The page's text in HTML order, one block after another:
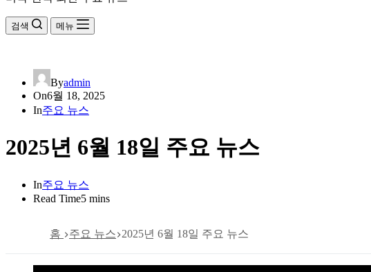
검색 메뉴
Byadmin
On6월 18, 2025
In주요 뉴스
2025년 6월 18일 주요 뉴스
In주요 뉴스
Read Time5 mins
홈 주요 뉴스 2025년 6월 18일 주요 뉴스